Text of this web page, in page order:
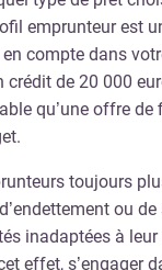
emprunteur est
compte dans
crédit de 20 000
qu’une offre
toujours
ou de
inadaptées à
effet, s’engager